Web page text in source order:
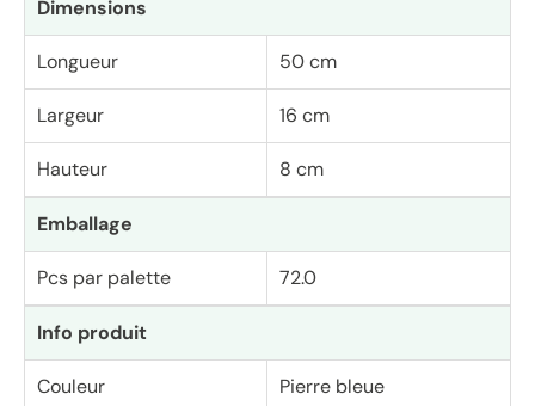
Dimensions
Longueur 50 cm
Largeur 16 cm
Hauteur 8 cm
Emballage
Pcs par palette 72.0
Info produit
Couleur Pierre bleue